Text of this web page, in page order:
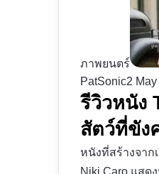
ภาพยนตร์
PatSonic2
รีวิวหนัง
สัตว์ที่ขัง
หนังที่สร้างจาก
Niki Caro แสด